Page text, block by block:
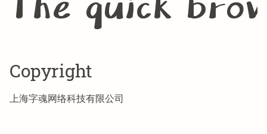
Copyright
上海字魂网络科技有限公司